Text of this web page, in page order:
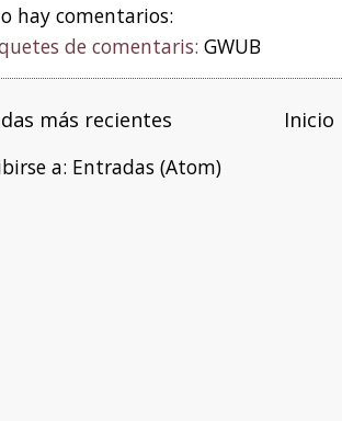
hay comentarios:
de comentaris: GWUB
más recientes
Inicio
a: Entradas (Atom)